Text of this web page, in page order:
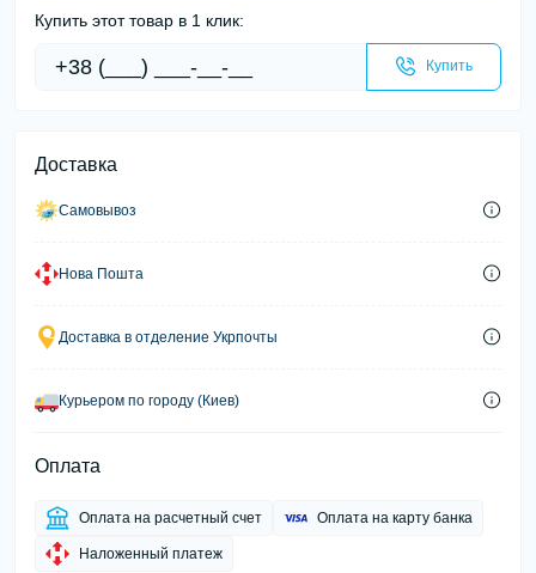
Купить этот товар в 1 клик:
Купить
Доставка
Самовывоз
Нова Пошта
Доставка в отделение Укрпочты
Курьером по городу (Киев)
Оплата
Оплата на расчетный счет Оплата на карту банка
Наложенный платеж